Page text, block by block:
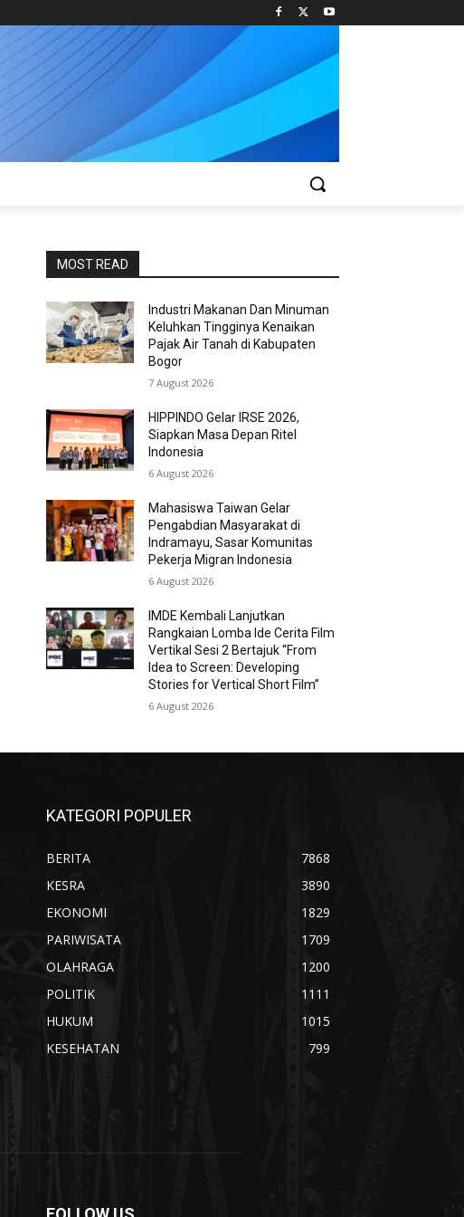
MOST READ
Industri Makanan Dan Minuman
Keluhkan Tingginya Kenaikan
Pajak Air Tanah di Kabupaten
Bogor
7 August 2026
HIPPINDO Gelar IRSE 2026,
Siapkan Masa Depan Ritel
Indonesia
6 August 2026
Mahasiswa Taiwan Gelar
Pengabdian Masyarakat di
Indramayu, Sasar Komunitas
Pekerja Migran Indonesia
6 August 2026
IMDE Kembali Lanjutkan
Rangkaian Lomba Ide Cerita Film
Vertikal Sesi 2 Bertajuk “From
Idea to Screen: Developing
Stories for Vertical Short Film”
6 August 2026
KATEGORI POPULER
BERITA
7868
KESRA
3890
EKONOMI
1829
PARIWISATA
1709
OLAHRAGA
1200
POLITIK
1111
HUKUM
1015
KESEHATAN
799